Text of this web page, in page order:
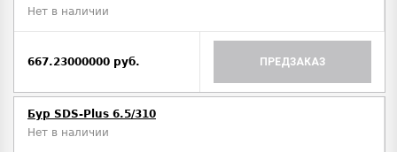
Нет в наличии
667.23000000 руб. ПРЕДЗАКАЗ
Бур SDS-Plus 6.5/310
Нет в наличии